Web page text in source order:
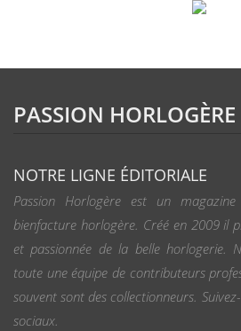
PASSION HORLOGÈRE
NOTRE LIGNE ÉDITORIALE
Passion Horlogère est un
bienfacture horlogère. Créé en 2009 il
et passionnée de la belle horlogerie.
toute une équipe de contributeurs
souvent sont des collectionneurs.
sociaux.